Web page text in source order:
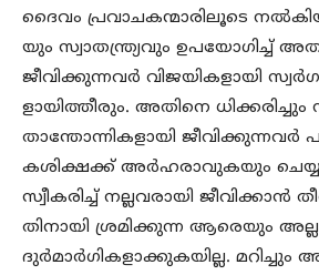
ദൈവം പ്രവാചകന്മാരിലൂടെ
യും സ്വാതന്ത്ര്യവും ഉപയോഗിച്ച്
ജീവിക്കുന്നവർ വിജയികളായി
ളായിത്തീരും. അതിനെ ധിക്കരിച്ചും
താന്തോന്നികളായി ജീവിക്കുന്നവർ
കശിക്ഷക്ക് അർഹരാവുകയും
സ്വീകരിച്ച് നല്ലവരായി ജീവിക്കാൻ
തിനായി ശ്രമിക്കുന്ന ആരെയും
ദുർമാർഗികളാക്കുകയില്ല. മറിച്ചും